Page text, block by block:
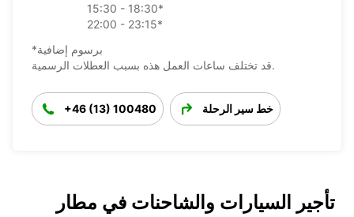
15:30 - 18:30*
22:00 - 23:15*
*برسوم إضافية
قد تختلف ساعات العمل هذه بسبب العطلات الرسمية.
+46 (13) 100480 خط سير الرحلة
تأجير السيارات والشاحنات في مطار